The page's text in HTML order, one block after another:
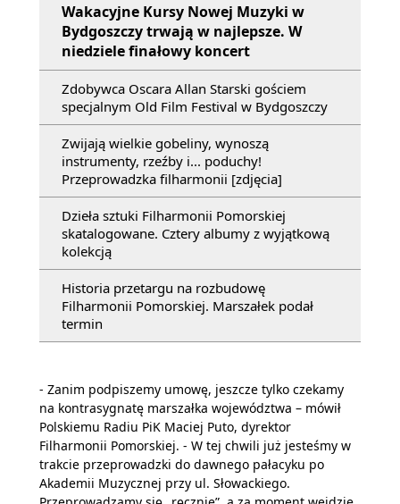
Wakacyjne Kursy Nowej Muzyki w
Bydgoszczy trwają w najlepsze. W
niedziele finałowy koncert
Zdobywca Oscara Allan Starski gościem
specjalnym Old Film Festival w Bydgoszczy
Zwijają wielkie gobeliny, wynoszą
instrumenty, rzeźby i... poduchy!
Przeprowadzka filharmonii [zdjęcia]
Dzieła sztuki Filharmonii Pomorskiej
skatalogowane. Cztery albumy z wyjątkową
kolekcją
Historia przetargu na rozbudowę
Filharmonii Pomorskiej. Marszałek podał
termin
- Zanim podpiszemy umowę, jeszcze tylko czekamy
na kontrasygnatę marszałka województwa – mówił
Polskiemu Radiu PiK Maciej Puto, dyrektor
Filharmonii Pomorskiej. - W tej chwili już jesteśmy w
trakcie przeprowadzki do dawnego pałacyku po
Akademii Muzycznej przy ul. Słowackiego.